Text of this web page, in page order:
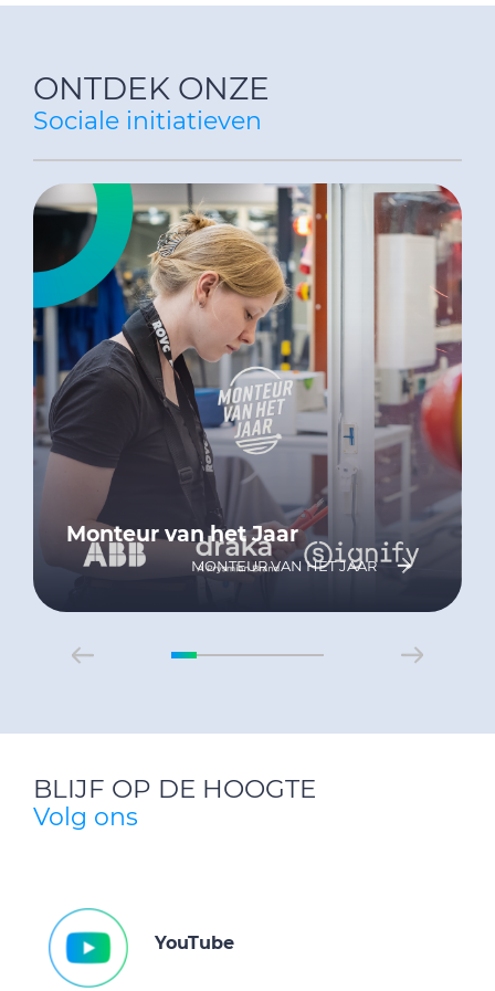
ONTDEK ONZE
Sociale initiatieven
Monteur van het Jaar
MONTEUR VAN HET JAAR
BLIJF OP DE HOOGTE
Volg ons
YouTube